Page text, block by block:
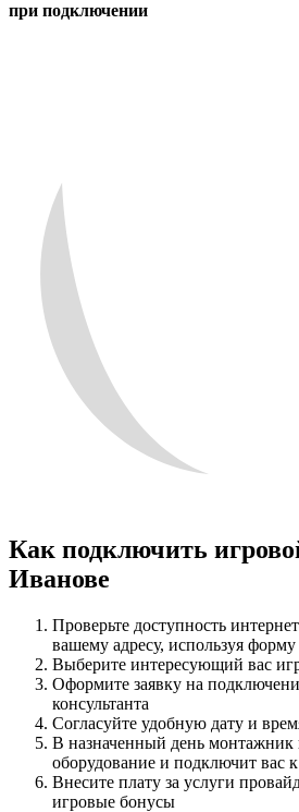
при подключении
Как подключить
Иванове
Проверьте доступность
вашему адресу, используя форму
Выберите интересующий вас
Оформите заявку на
консультанта
Согласуйте удобную дату и
В назначенный день монтажник
оборудование и подключит вас к
Внесите плату за услуги
игровые бонусы